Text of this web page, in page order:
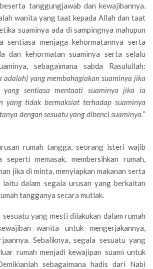
tanggungjawab dan kewajibannya.
wanita yang taat kepada Allah dan taat
suaminya ada di sampingnya mahupun
sentiasa menjaga kehormatannya serta
dan kehormatan suaminya serta selalu
sebagaimana sabda Rasulullah:
adalah) yang membahagiakan suaminya jika
yang sentiasa mentaati suaminya jika ia
yang tidak bermaksiat terhadap suaminya
dengan sesuatu yang dibenci suaminya.”
rumah tangga, seorang isteri wajib
seperti memasak, membersihkan rumah,
jika di minta, menyiapkan makanan serta
iaitu dalam segala urusan yang berkaitan
tangganya secara mutlak.
sesuatu yang mesti dilakukan dalam rumah
wanita untuk mengerjakannya,
Sebaliknya, segala sesuatu yang
rumah menjadi kewajipan suami untuk
sebagaimana hadis dari Nabi